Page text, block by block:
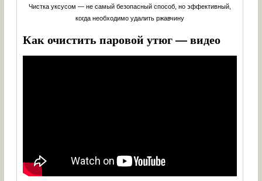
Чистка уксусом — не самый безопасный способ, но эффективный,
когда необходимо удалить ржавчину
Как очистить паровой утюг — видео